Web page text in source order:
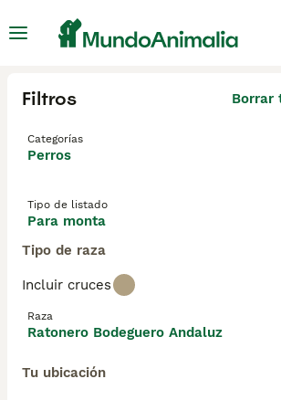
Filtros Borrar
Categorías
Perros
Tipo de listado
Para monta
Tipo de raza
Incluir cruces
Raza
Ratonero Bodeguero Andaluz
Tu ubicación